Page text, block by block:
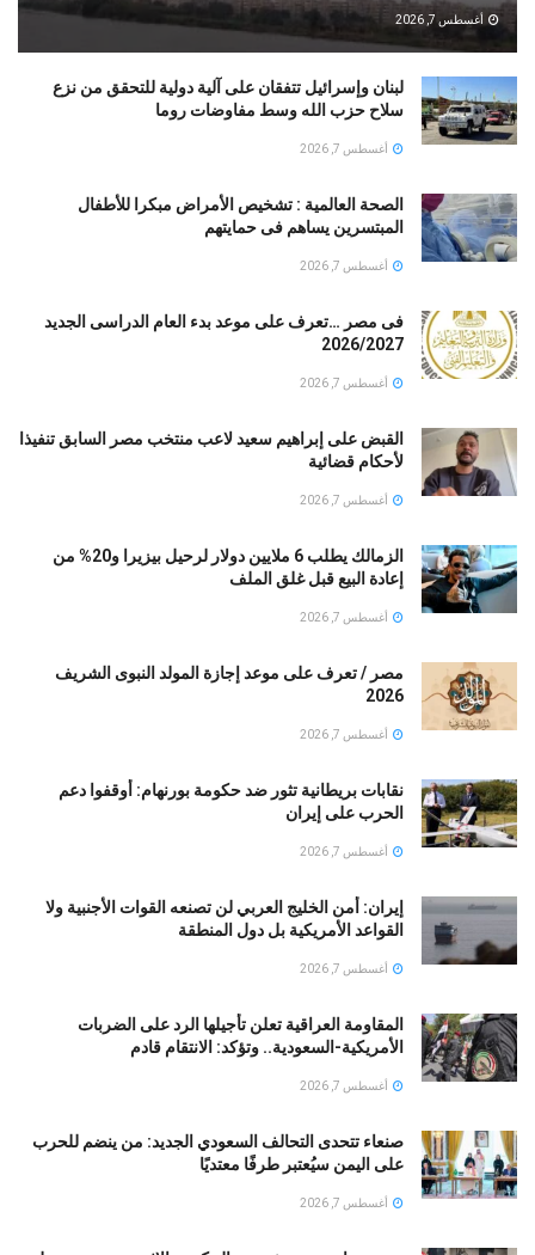
أغسطس 7, 2026
لبنان وإسرائيل تتفقان على آلية دولية للتحقق من نزع
سلاح حزب الله وسط مفاوضات روما
أغسطس 7, 2026
الصحة العالمية : تشخيص الأمراض مبكرا للأطفال
المبتسرين يساهم فى حمايتهم
أغسطس 7, 2026
فى مصر …تعرف على موعد بدء العام الدراسى الجديد
2026/2027
أغسطس 7, 2026
القبض على إبراهيم سعيد لاعب منتخب مصر السابق تنفيذا
لأحكام قضائية
أغسطس 7, 2026
الزمالك يطلب 6 ملايين دولار لرحيل بيزيرا و20% من
إعادة البيع قبل غلق الملف
أغسطس 7, 2026
مصر / تعرف على موعد إجازة المولد النبوى الشريف
2026
أغسطس 7, 2026
نقابات بريطانية تثور ضد حكومة بورنهام: أوقفوا دعم
الحرب على إيران
أغسطس 7, 2026
إيران: أمن الخليج العربي لن تصنعه القوات الأجنبية ولا
القواعد الأمريكية بل دول المنطقة
أغسطس 7, 2026
المقاومة العراقية تعلن تأجيلها الرد على الضربات
الأمريكية-السعودية.. وتؤكد: الانتقام قادم
أغسطس 7, 2026
صنعاء تتحدى التحالف السعودي الجديد: من ينضم للحرب
على اليمن سيُعتبر طرفًا معتديًا
أغسطس 7, 2026